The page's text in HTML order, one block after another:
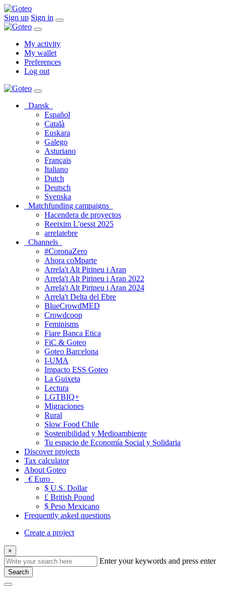
Sign up Sign in
My activity
My wallet
Preferences
Log out
Dansk
Español
Català
Euskara
Galego
Asturiano
Français
Italiano
Dutch
Deutsch
Svenska
Matchfunding campaigns
Hacendera de proyectos
Reeixim L'oesst 2025
arrelatebre
Channels
#CoronaZero
Ahora coMparte
Arrela't Alt Pirineu i Aran
Arrela't Alt Pirineu i Aran 2022
Arrela't Alt Pirineu i Aran 2024
Arrela't Delta del Ebre
BlueCrowdMED
Crowdcoop
Feminisms
Fiare Banca Etica
FiC & Goteo
Goteo Barcelona
I-UMA
Impacto ESS Goteo
La Guixeta
Lectura
LGTBIQ+
Migraciones
Rural
Slow Food Chile
Sostenibilidad y Medioambiente
Tu espacio de Economía Social y Solidaria
Discover projects
Tax calculator
About Goteo
€Euro
$ U.S. Dollar
£ British Pound
$ Peso Mexicano
Frequently asked questions
Create a project
×
Enter your keywords and press enter
Search